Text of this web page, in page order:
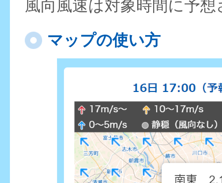
風向風速は対象時間に予
マップの使い方